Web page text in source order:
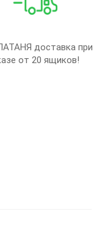
доставка при
от 20 ящиков!